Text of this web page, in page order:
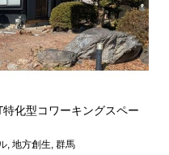
化型コワーキングスペー
, 地方創生, 群馬